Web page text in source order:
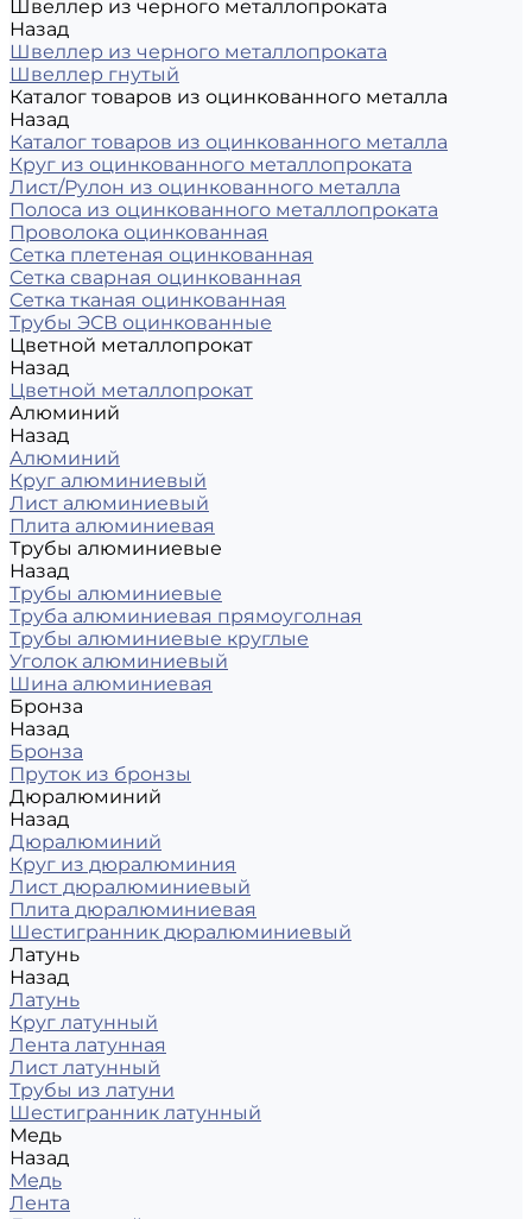
Швеллер из черного металлопроката
Назад
Швеллер из черного металлопроката
Швеллер гнутый
Каталог товаров из оцинкованного металла
Назад
Каталог товаров из оцинкованного металла
Круг из оцинкованного металлопроката
Лист/Рулон из оцинкованного металла
Полоса из оцинкованного металлопроката
Проволока оцинкованная
Сетка плетеная оцинкованная
Сетка сварная оцинкованная
Сетка тканая оцинкованная
Трубы ЭСВ оцинкованные
Цветной металлопрокат
Назад
Цветной металлопрокат
Алюминий
Назад
Алюминий
Круг алюминиевый
Лист алюминиевый
Плита алюминиевая
Трубы алюминиевые
Назад
Трубы алюминиевые
Труба алюминиевая прямоуголная
Трубы алюминиевые круглые
Уголок алюминиевый
Шина алюминиевая
Бронза
Назад
Бронза
Пруток из бронзы
Дюралюминий
Назад
Дюралюминий
Круг из дюралюминия
Лист дюралюминиевый
Плита дюралюминиевая
Шестигранник дюралюминиевый
Латунь
Назад
Латунь
Круг латунный
Лента латунная
Лист латунный
Трубы из латуни
Шестигранник латунный
Медь
Назад
Медь
Лента